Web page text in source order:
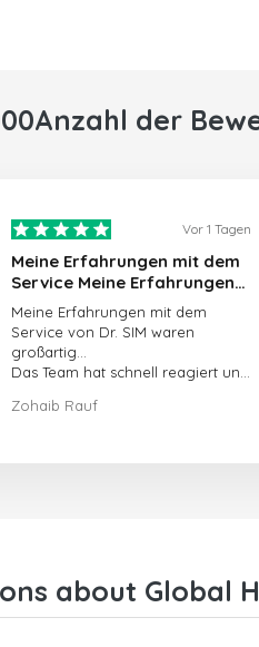
der
Vor 1 Tagen
Meine Erfahrungen mit dem
Service Meine Erfahrungen
mit dem Service von
doctorSIM waren großartig.
Meine Erfahrungen mit dem
Service von Dr. SIM waren
großartig...
Das Team hat schnell reagiert und
umgehend bearbeitet.
Zohaib Rauf
about Global